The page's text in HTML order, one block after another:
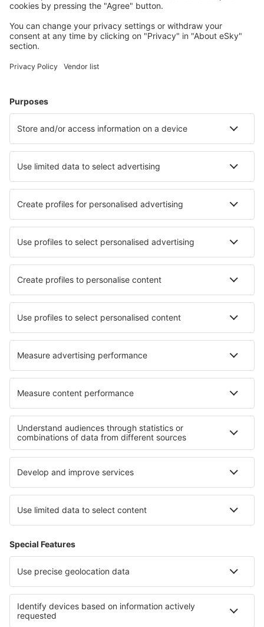
Ubytování v Itálii - Oblíbená města
Ubytování ve Florencii Ubytování in Orosei
Ubytování in Civitanova Marche Ubytování in Alcamo
Nejlepší ubytování - města
Ubytování in Moniaive Ubytování in Tremembé
Ubytování in Bad Salzuflen Ubytování in Montagnat
Ubytování in Calumet City Ubytování in Lavern
Ubytování ve Val Rendena Ubytování na Sicílii
Ubytování ve Val di Sole
Ubytování v Marino Ballena National Park
Ubytování in Bieszczady National Park Ubytování na Rujáně
Ubytování in Attica Ubytování v Casanaře